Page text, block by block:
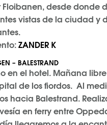
desde donde
vistas de la ciudad y
ZANDER K
– BALESTRAND
en el hotel. Mañana
de los fiordos. Al
hacia Balestrand.
en ferry entre